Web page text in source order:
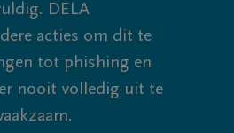
DELA
acties om dit te
tot phishing en
nooit volledig uit te